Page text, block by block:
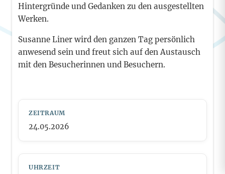
Hintergründe und Gedanken zu den ausgestellten
Werken.
Susanne Liner wird den ganzen Tag persönlich
anwesend sein und freut sich auf den Austausch
mit den Besucherinnen und Besuchern.
ZEITRAUM
24.05.2026
UHRZEIT